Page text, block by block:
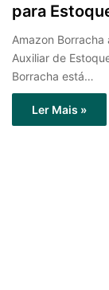
para
Amazon
Auxiliar de
Borracha está…
Ler Mais »